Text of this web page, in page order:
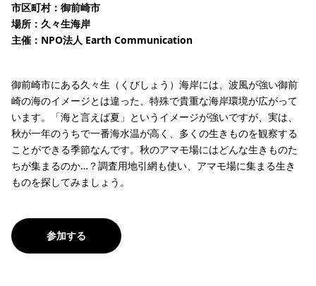
市区町村：御前崎市
場所：久々生海岸
主催：NPO法人 Earth Communication
御前崎市にある久々生（くびしょう）海岸には、波風が強い御前
崎の海のイメージとは違った、特殊で貴重な海岸環境が広がって
います。「海と言えば夏」というイメージが強いですが、実は、
秋が一年のうちで一番海水温が高く、多くの生きものを観察する
ことができる季節なんです。秋のアマモ場にはどんな生きものた
ちが集まるのか…？調査用地引網も使い、アマモ場に集まる生き
ものを探してみましょう。
参加する